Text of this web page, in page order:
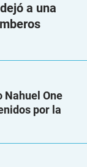
a una
Nahuel One
por la